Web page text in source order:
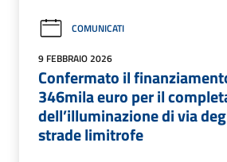
COMUNICATI
9 FEBBRAIO 2026
Confermato il
346mila euro per il
dell’illuminazione di via
strade limitrofe